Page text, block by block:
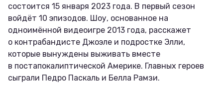
состоится 15 января 2023 года. В первый сезон
войдёт 10 эпизодов. Шоу, основанное на
одноимённой видеоигре 2013 года, расскажет
о контрабандисте Джоэле и подростке Элли,
которые вынуждены выживать вместе
в постапокалиптической Америке. Главных героев
сыграли Педро Паскаль и Белла Рамзи.